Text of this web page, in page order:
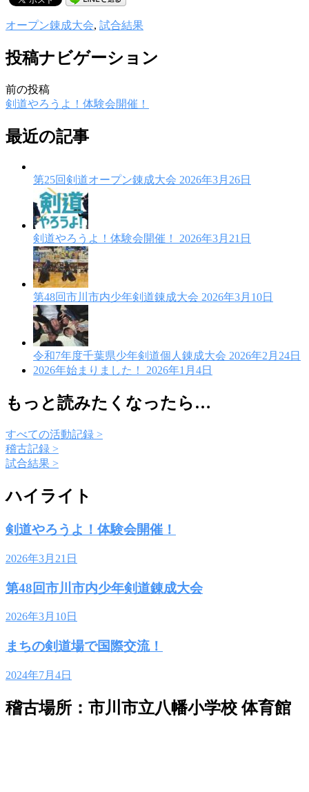
オープン錬成大会, 試合結果
投稿ナビゲーション
前の投稿
剣道やろうよ！体験会開催！
最近の記事
第25回剣道オープン錬成大会 2026年3月26日
剣道やろうよ！体験会開催！ 2026年3月21日
第48回市川市内少年剣道錬成大会 2026年3月10日
令和7年度千葉県少年剣道個人錬成大会 2026年2月24日
2026年始まりました！
2026年1月4日
もっと読みたくなったら…
すべての活動記録 >
稽古記録 >
試合結果 >
ハイライト
剣道やろうよ！体験会開催！
2026年3月21日
第48回市川市内少年剣道錬成大会
2026年3月10日
まちの剣道場で国際交流！
2024年7月4日
稽古場所：市川市立八幡小学校 体育館